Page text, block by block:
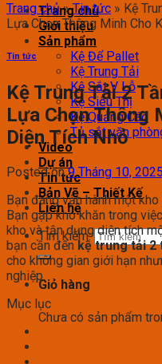
Trang chủ
Giới thiệu
Sản phẩm
Kệ Để Pallet
Kệ Trung Tải
Kệ Sắt V Lỗ
Kệ Siêu Thị
Kệ Quảng Cáo
Tủ sắt văn
Video
Dự án
Tin tức
Bản Vẽ – Thiết Kế
Liên hệ
Tìm kiếm:
Giỏ hàng
Chưa có sản phẩm
Trang chủ»Tin tức » Kệ
Lựa Chọn Thông Minh Cho
Tin tức
Kệ Trung Tải 2
Lựa Chọn Thông
Diện Tích Nhỏ
Posted on9 Tháng 10, 2025
Bạn đang vận hành một
Bạn gặp khó khăn trong
kho và tận dụng diện tích
bạn cần đếnkệ trung tải 2
cho không gian giới hạn
nghiệp.
Mục lục